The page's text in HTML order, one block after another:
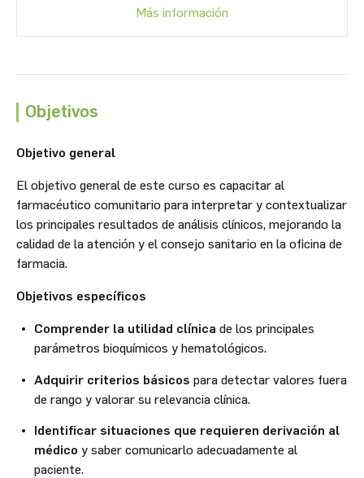
Más información
Objetivos
Objetivo general
El objetivo general de este curso es capacitar al
farmacéutico comunitario para interpretar y contextualizar
los principales resultados de análisis clínicos, mejorando la
calidad de la atención y el consejo sanitario en la oficina de
farmacia.
Objetivos específicos
Comprender la utilidad clínica de los principales
parámetros bioquímicos y hematológicos.
Adquirir criterios básicos para detectar valores fuera
de rango y valorar su relevancia clínica.
Identificar situaciones que requieren derivación al
médico y saber comunicarlo adecuadamente al
paciente.